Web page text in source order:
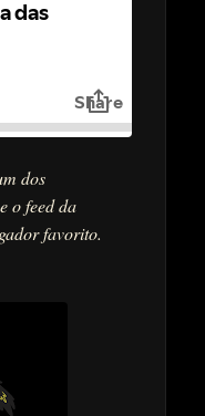
dos
o feed da
favorito.